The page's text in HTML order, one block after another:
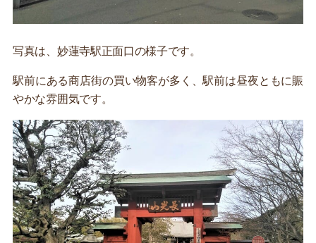
写真は、妙蓮寺駅正面口の様子です。
駅前にある商店街の買い物客が多く、駅前は昼夜ともに賑
やかな雰囲気です。